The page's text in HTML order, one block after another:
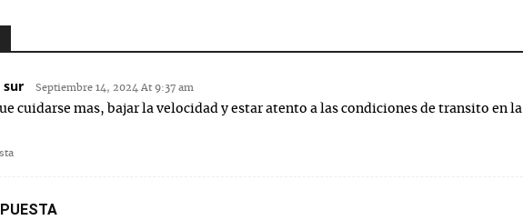
sur Septiembre 14, 2024 At 9:37 am
cuidarse mas, bajar la velocidad y estar atento a las condiciones de transito en la